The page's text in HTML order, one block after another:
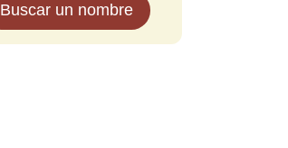
Buscar un nombre